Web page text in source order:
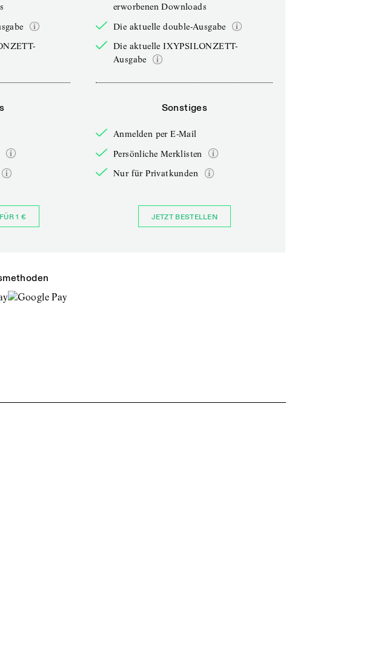
1 €
erworbenen Downloads
Die aktuelle double-Ausgabe
Die aktuelle IXYPSILONZETT-
Ausgabe
Sonstiges
Anmelden per E-Mail
Persönliche Merklisten
Nur für Privatkunden
JETZT BESTELLEN